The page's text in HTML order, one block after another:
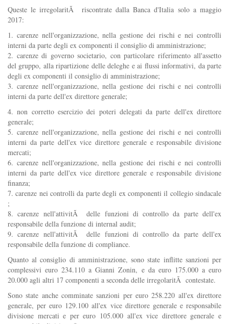
Queste le irregolaritÃ riscontrate dalla Banca d'Italia solo a maggio
2017:
1. carenze nell'organizzazione, nella gestione dei rischi e nei controlli
interni da parte degli ex componenti il consiglio di amministrazione;
2. carenze di governo societario, con particolare riferimento all'assetto
del gruppo, alla ripartizione delle deleghe e ai flussi informativi, da parte
degli ex componenti il consiglio di amministrazione;
3. carenze nell'organizzazione, nella gestione dei rischi e nei controlli
interni da parte dell'ex direttore generale;
4. non corretto esercizio dei poteri delegati da parte dell'ex direttore
generale;
5. carenze nell'organizzazione, nella gestione dei rischi e nei controlli
interni da parte dell'ex vice direttore generale e responsabile divisione
mercati;
6. carenze nell'organizzazione, nella gestione dei rischi e nei controlli
interni da parte dell'ex vice direttore generale e responsabile divisione
finanza;
7. carenze nei controlli da parte degli ex componenti il collegio sindacale
;
8. carenze nell'attivitÃ delle funzioni di controllo da parte dell'ex
responsabile della funzione di internal audit;
9. carenze nell'attivitÃ delle funzioni di controllo da parte dell'ex
responsabile della funzione di compliance.
Quanto al consiglio di amministrazione, sono state inflitte sanzioni per
complessivi euro 234.110 a Gianni Zonin, e da euro 175.000 a euro
20.000 agli altri 17 componenti a seconda delle irregolaritÃ contestate.
Sono state anche comminate sanzioni per euro 258.220 all'ex direttore
generale, per euro 129.100 all'ex vice direttore generale e responsabile
divisione mercati e per euro 105.000 all'ex vice direttore generale e